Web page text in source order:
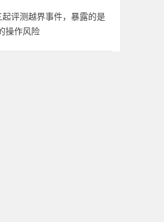
评测越界事件，暴露的是
操作风险